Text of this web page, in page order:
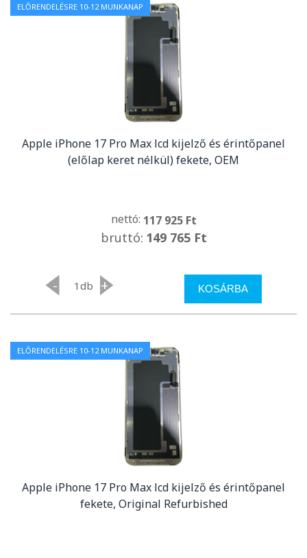
ELŐRENDELÉSRE 10-12 MUNKANAP
Apple iPhone 17 Pro Max lcd kijelző és érintőpanel
(előlap keret nélkül) fekete, OEM
nettó: 117 925 Ft
bruttó: 149 765 Ft
- db + KOSÁRBA
ELŐRENDELÉSRE 10-12 MUNKANAP
Apple iPhone 17 Pro Max lcd kijelző és érintőpanel
fekete, Original Refurbished